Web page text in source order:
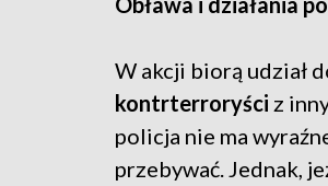
W akcji biorą udział
kontrterroryści z
policja nie ma
przebywać. Jednak,